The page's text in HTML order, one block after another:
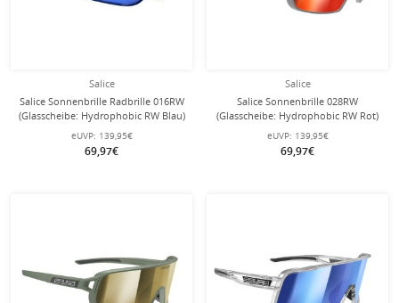
Salice
Salice Sonnenbrille Radbrille 016RW
(Glasscheibe: Hydrophobic RW Blau)
weiss/blau
eUVP: 139,95€
69,97€
Salice
Salice Sonnenbrille 028RW
(Glasscheibe: Hydrophobic RW Rot)
grau/rot
eUVP: 139,95€
69,97€